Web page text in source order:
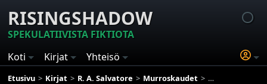
RISINGSHADOW
SPEKULATIIVISTA FIKTIOTA
Koti
Kirjat Yhteisö
Etusivu Kirjat R. A. Salvatore Murroskaudet Örkkikuningas